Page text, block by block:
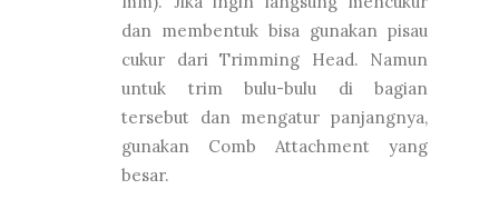
dan membentuk bisa gunakan pisau
cukur dari Trimming Head. Namun
untuk trim bulu-bulu di bagian
tersebut dan mengatur panjangnya,
gunakan Comb Attachment yang
besar.